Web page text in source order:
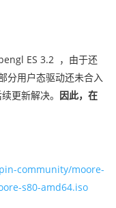
ES 3.2 ，由于还
分用户态驱动还未合入
更新解决。 因此，在
community/moore-
s80-amd64.iso